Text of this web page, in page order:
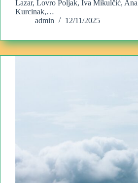
Lazar, Lovro Poljak, Iva Mikulčić,
Kurcinak,…
admin
12/11/2025